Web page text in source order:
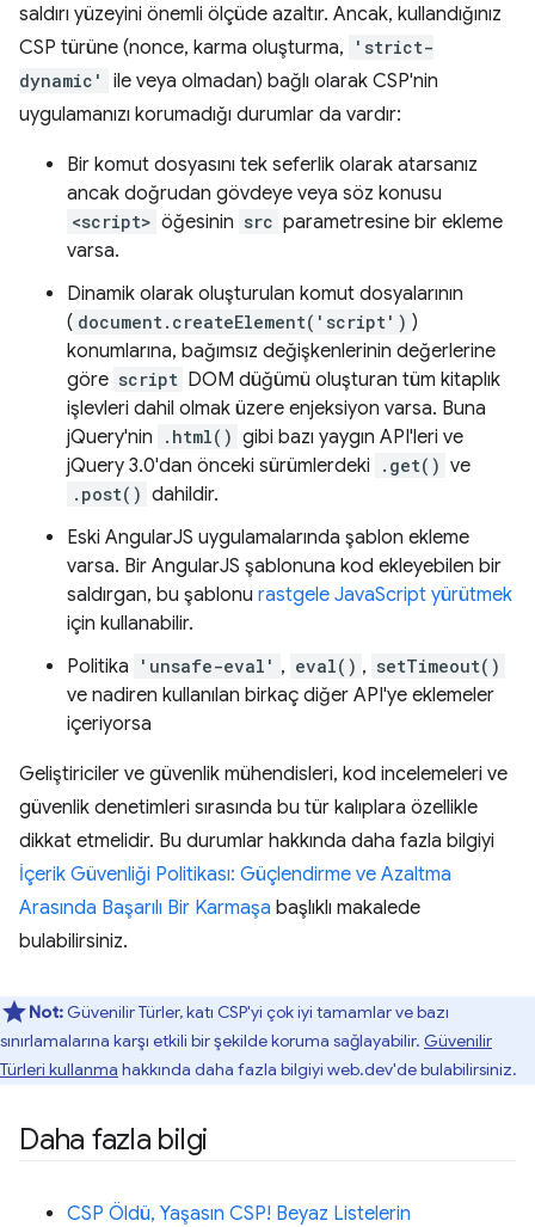
saldırı yüzeyini önemli ölçüde azaltır. Ancak, kullandığınız
CSP türüne (nonce, karma oluşturma,
'strict-
dynamic'
ile veya olmadan) bağlı olarak CSP'nin
uygulamanızı korumadığı durumlar da vardır:
Bir komut dosyasını tek seferlik olarak atarsanız
ancak doğrudan gövdeye veya söz konusu
<script> öğesinin src parametresine bir ekleme
varsa.
Dinamik olarak oluşturulan komut dosyalarının
( document.createElement('script') )
konumlarına, bağımsız değişkenlerinin değerlerine
göre script DOM düğümü oluşturan tüm kitaplık
işlevleri dahil olmak üzere enjeksiyon varsa. Buna
jQuery'nin
.html() gibi bazı yaygın API'leri ve
jQuery 3.0'dan önceki sürümlerdeki
.get() ve
.post() dahildir.
Eski AngularJS uygulamalarında şablon ekleme
varsa. Bir AngularJS şablonuna kod ekleyebilen bir
saldırgan, bu şablonu rastgele JavaScript yürütmek
için kullanabilir.
Politika
'unsafe-eval' , eval() , setTimeout()
ve nadiren kullanılan birkaç diğer API'ye eklemeler
içeriyorsa
Geliştiriciler ve güvenlik mühendisleri, kod incelemeleri ve
güvenlik denetimleri sırasında bu tür kalıplara özellikle
dikkat etmelidir. Bu durumlar hakkında daha fazla bilgiyi
İçerik Güvenliği Politikası: Güçlendirme ve Azaltma
Arasında Başarılı Bir Karmaşa başlıklı makalede
bulabilirsiniz.
Not: Güvenilir Türler, katı CSP'yi çok iyi tamamlar ve bazı
sınırlamalarına karşı etkili bir şekilde koruma sağlayabilir. Güvenilir
Türleri kullanma hakkında daha fazla bilgiyi web.dev'de bulabilirsiniz.
Daha fazla bilgi
CSP Öldü, Yaşasın CSP! Beyaz Listelerin